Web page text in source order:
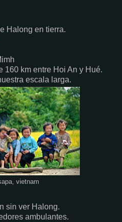
Halong en tierra.
160 km entre Hoi An y Hué.
escala larga.
vietnam
sin ver Halong.
ambulantes.